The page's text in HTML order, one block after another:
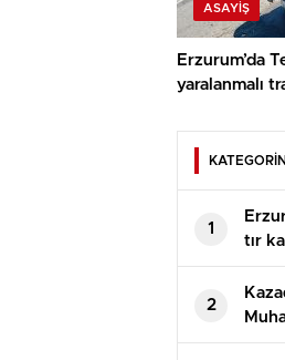
ASAYİŞ
Erzurum’da
yaralanmalı
1
tır
2